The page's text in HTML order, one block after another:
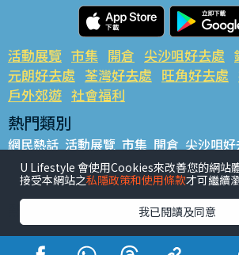
活動展覽 市集 開倉 尖沙咀好去處
元朗好去處 荃灣好去處 旺角好去處
戶外郊遊 社會福利
熱門類別
網民熱話 活動展覽 市集 開倉 尖沙咀
銅鑼灣好去處 元朗好去處 荃灣好去處
餐廳情報 戶外郊遊
熱門標籤
#UGO搵好去處 #人氣活動推介 #美食
#親子玩樂好去處
#ULifestyle應用程式
U Lifestyle 會使用Cookies來改善您的網站
接受本網站之私隱政策和使用條款才可繼續
我已閱讀及同意